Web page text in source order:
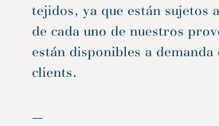
tejidos, ya que están sujetos
de cada uno de nuestros
están disponibles a demanda
clients.
—